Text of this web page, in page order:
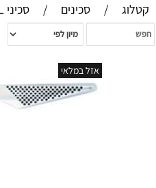
קטלוג / סכינים / סכיני GLOBAL
אזל במלאי